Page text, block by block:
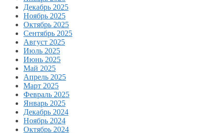
Декабрь 2025
Ноябрь 2025
Октябрь 2025
Сентябрь 2025
Август 2025
Июль 2025
Июнь 2025
Май 2025
Апрель 2025
Март 2025
Февраль 2025
Январь 2025
Декабрь 2024
Ноябрь 2024
Октябрь 2024